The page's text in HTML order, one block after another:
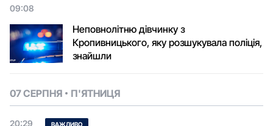
09:08
Неповнолітню дівчинку з
Кропивницького, яку розшукувала поліція,
знайшли
07 СЕРПНЯ П'ЯТНИЦЯ
20:29 ВАЖЛИВО